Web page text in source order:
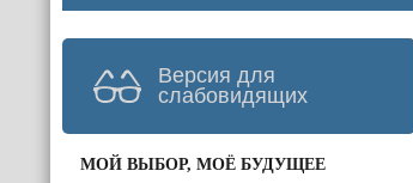
Версия для
слабовидящих
МОЙ ВЫБОР, МОЁ БУДУЩЕЕ